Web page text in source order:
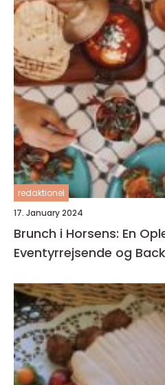
redaktionel
17. January 2024
Brunch i Horsens: En
Eventyrrejsende og